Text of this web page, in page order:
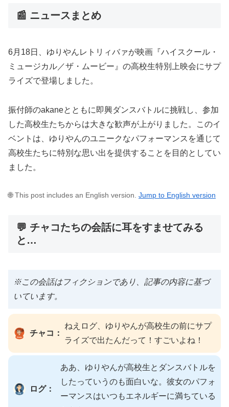
📰 ニュースまとめ
6月18日、ゆりやんレトリィバァが映画『ハイスクール・
ミュージカル／ザ・ムービー』の高校生特別上映会にサプ
ライズで登場しました。
振付師のakaneとともに即興ダンスバトルに挑戦し、参加
した高校生たちからは大きな歓声が上がりました。このイ
ベントは、ゆりやんのユニークなパフォーマンスを通じて
高校生たちに特別な思い出を提供することを目的としてい
ました。
🌐 This post includes an English version. Jump to English version
💬 チャコたちの会話に耳をすませてみる
と…
※この会話はフィクションであり、記事の内容に基づ
いています。
チャコ：
ねえログ、ゆりやんが高校生の前にサプ
ライズで出たんだって！すごいよね！
ログ：
ああ、ゆりやんが高校生とダンスバトルを
したっていうのも面白いな。彼女のパフォ
ーマンスはいつもエネルギーに満ちている